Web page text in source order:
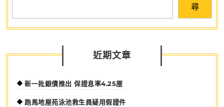
局
尋
近期文章
新一批銀債推出 保證息率4.25厘
跑馬地屋苑泳池救生員疑用假證件